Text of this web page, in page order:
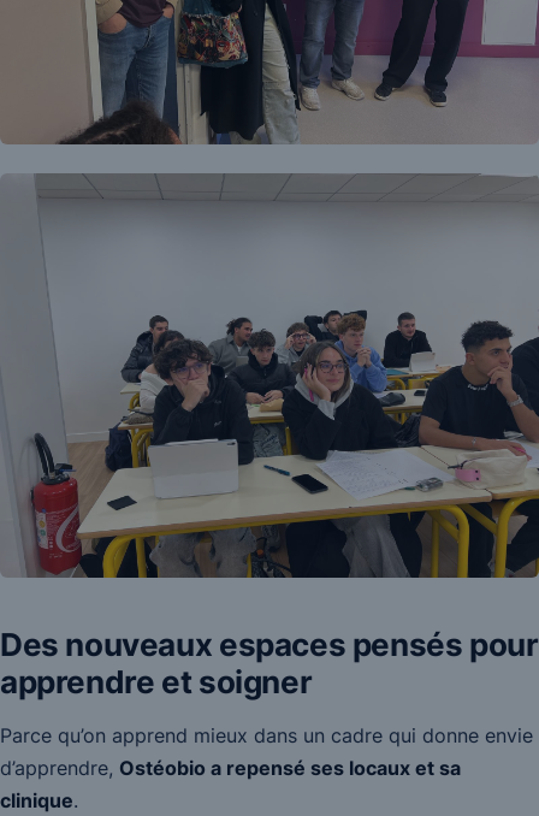
Des nouveaux espaces pensés pour
apprendre et soigner
Parce qu’on apprend mieux dans un cadre qui donne envie
d’apprendre, Ostéobio a repensé ses locaux et sa
clinique.